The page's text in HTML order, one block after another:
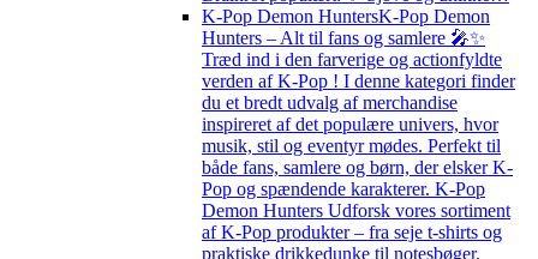
K-Pop Demon HuntersK-Pop Demon
Hunters – Alt til fans og samlere 🎤✨
Træd ind i den farverige og actionfyldte
verden af K-Pop ! I denne kategori finder
du et bredt udvalg af merchandise
inspireret af det populære univers, hvor
musik, stil og eventyr mødes. Perfekt til
både fans, samlere og børn, der elsker K-
Pop og spændende karakterer. K-Pop
Demon Hunters Udforsk vores sortiment
af K-Pop produkter – fra seje t-shirts og
praktiske drikkedunke til notesbøger,